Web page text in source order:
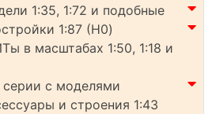
1:35, 1:72 и подобные
1:87 (H0)
в масштабах 1:50, 1:18 и
с моделями
и строения 1:43